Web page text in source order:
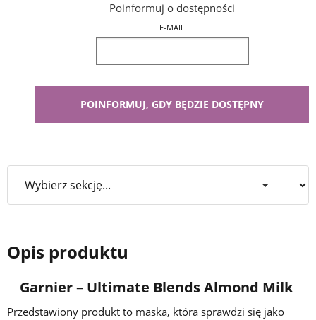
Poinformuj o dostępności
E-MAIL
Opis produktu
Garnier – Ultimate Blends Almond Milk
Przedstawiony produkt to maska, która sprawdzi się jako